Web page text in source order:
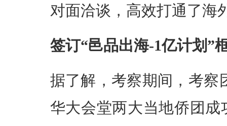
对面洽谈，高效打通了海
签订“邑品出海-1亿计划”
据了解，考察期间，考察
华大会堂两大当地侨团成